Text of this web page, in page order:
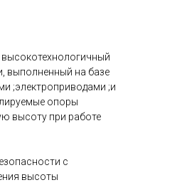
высокотехнологичный
выполненный на базе
;электроприводами ;и
опоры
высоту при работе
с
высоты